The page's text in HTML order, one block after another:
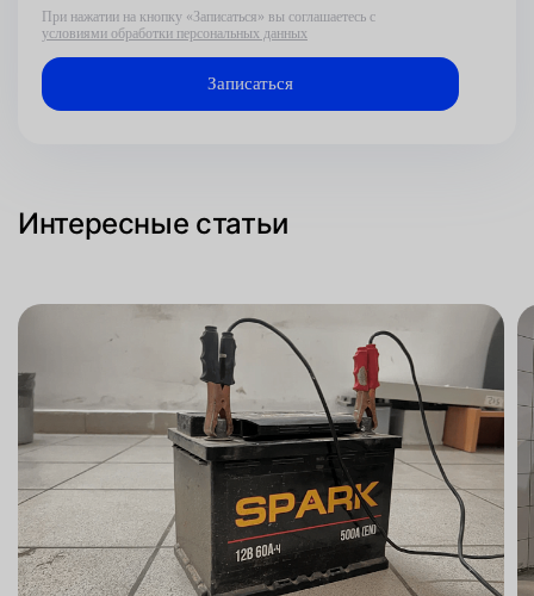
При нажатии на кнопку «Записаться» вы соглашаетесь с
условиями обработки персональных данных
Интересные статьи